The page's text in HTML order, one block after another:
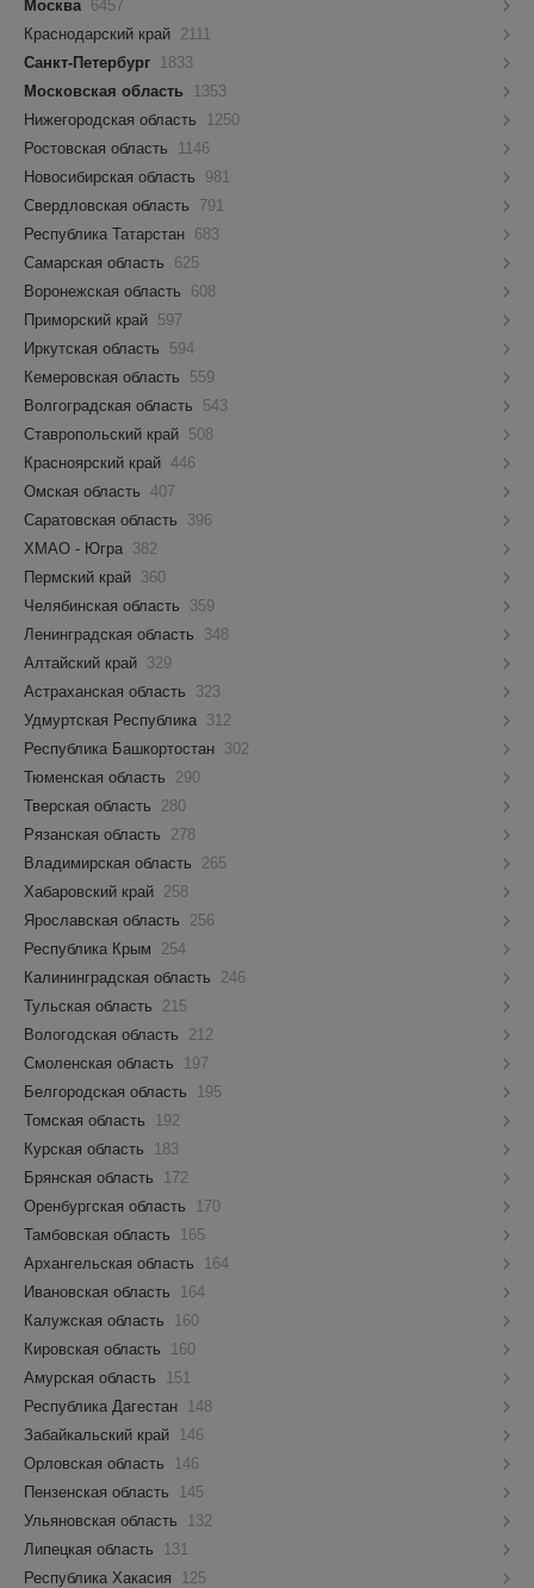
Москва
6457
Краснодарский край 2111
Санкт-Петербург
1833
Московская область
1353
Нижегородская область
1250
Ростовская область
1146
Новосибирская область
981
Свердловская область
791
Республика Татарстан 683
Самарская область
625
Воронежская область
608
Приморский край 597
Иркутская область
594
Кемеровская область
559
Волгоградская область
543
Ставропольский край 508
Красноярский край 446
Омская область 407
Саратовская область
396
ХМАО - Югра 382
Пермский край 360
Челябинская область
359
Ленинградская область
348
Алтайский край 329
Астраханская область
323
Удмуртская Республика 312
Республика Башкортостан 302
Тюменская область
290
Тверская область
280
Рязанская область
278
Владимирская область
265
Хабаровский край 258
Ярославская область
256
Республика Крым
254
Калининградская область
246
Тульская область
215
Вологодская область
212
Смоленская область
197
Белгородская область
195
Томская область
192
Курская область
183
Брянская область
172
Оренбургская область
170
Тамбовская область
165
Архангельская область
164
Ивановская область
164
Калужская область
160
Кировская область
160
Амурская область
151
Республика Дагестан
148
Забайкальский край
146
Орловская область
146
Пензенская область
145
Ульяновская область
132
Липецкая область
131
Республика Хакасия
125